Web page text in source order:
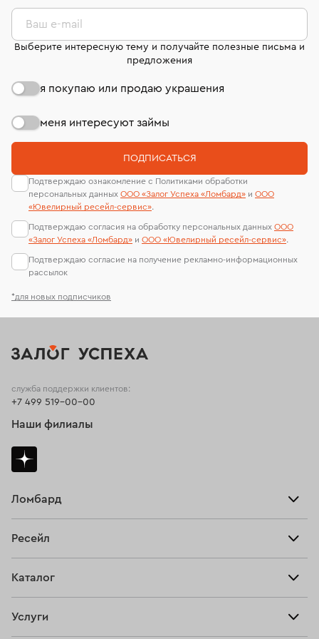
комиссионных украшений и часов смотрите на
странице«Возврат украшений»
лабораторий
*для новых подписчиков
Ваш e-mail
Выберите интересную тему и получайте полезные письма и
предложения
я покупаю или продаю украшения
меня интересуют займы
ПОДПИСАТЬСЯ
Подтверждаю ознакомление с Политиками обработки
персональных данных ООО «Залог Успеха «Ломбард» и ООО
«Ювелирный ресейл-сервиc».
Подтверждаю согласия на обработку персональных данных ООО
«Залог Успеха «Ломбард» и ООО «Ювелирный ресейл-сервиc».
Подтверждаю согласие на получение рекламно-информационных
рассылок
Ломбард
Тарифы
Ресейл
Купить
Каталог
Услуги
служба поддержки клиентов:
+7 499 519-00-00
Наши филиалы